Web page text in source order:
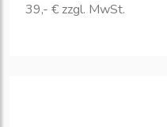
39,- € zzgl. MwSt.